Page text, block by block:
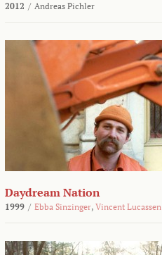
2012 / Andreas Pichler
Daydream Nation
1999 / Ebba Sinzinger, Vincent Lucassen